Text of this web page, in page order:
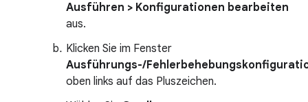
Ausführen > Konfigurationen bearbeiten
aus.
Klicken Sie im Fenster
Ausführungs-/
oben links auf das Pluszeichen.